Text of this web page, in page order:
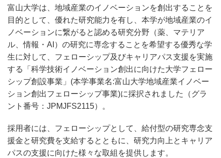
富山大学は、地域産業のイノベーションを創出することを
目的として、優れた研究能力を有し、本学が地域産業のイ
ノベーションに繋がると認める研究分野（薬、マテリア
ル、情報・AI）の研究に専念することを希望する優秀な学
生に対して、フェローシップ及びキャリアパス支援を実施
する「科学技術イノベーション創出に向けた大学フェロー
シップ創設事業」(本学事業名:富山大学地域産業イノベー
ション創出フェローシップ事業)に採択されました（グラ
ント番号：JPMJFS2115）。
採用者には、フェローシップとして、給付型の研究専念支
援金と研究費を支給するとともに、研究力向上とキャリア
パスの支援に向けた様々な取組を提供します。